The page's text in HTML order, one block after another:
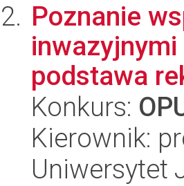
Poznanie
podstawa
Konkurs:
Kierownik:
Uniwersytet